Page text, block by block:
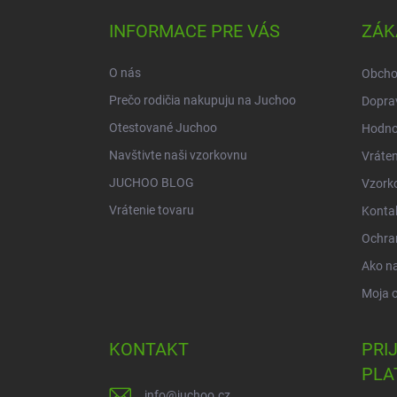
INFORMACE PRE VÁS
O nás
Prečo rodičia nakupuju na Juchoo
Otestované Juchoo
Navštivte naši vzorkovnu
JUCHOO BLOG
Vrátenie tovaru
Ako
Moja
KONTAKT